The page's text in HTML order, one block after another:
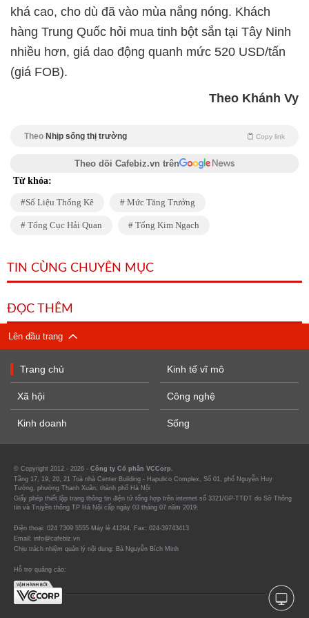
khá cao, cho dù đã vào mùa nắng nóng. Khách
hàng Trung Quốc hỏi mua tinh bột sắn tại Tây Ninh
nhiều hơn, giá dao động quanh mức 520 USD/tấn
(giá FOB).
Theo Khánh Vy
Theo Nhịp sống thị trường Copy link
Theo dõi Cafebiz.vn trên
Từ khóa:
Số Liệu Thống Kê Mức Tăng Trưởng
Tổng Cục Hải Quan Tổng Kim Ngạch
TIN CÙNG CHUYÊN MỤC
ĐỌC THÊM
Lên đầu trang
Trang chủ
Xã hội
Kinh doanh
Kinh tế vĩ mô
Công nghệ
Sống
© Copyright 2012 - 2026 - Công ty Cổ phần VCCorp.
Tầng 17, 19, 20, 21 Toà nhà Center Building - Hapulico Complex, Số 01, phố Nguyễn Huy
Tưởng, phường Thanh Xuân, thành phố Hà Nội
Giấy phép thiết lập trang thông tin điện tử tổng hợp trên internet số 3321/GP-TTĐT do Sở Thông
tin và Truyền thông TP Hà Nội cấp ngày 03 tháng 07 năm 2019.
Điện thoại: 024 7309 5555 Máy lẻ 41294. Fax: 024-39743413
Email: info@cafebiz.vn
Chịu trách nhiệm quản lý nội dung: Bà Nguyễn Bích Minh
Hỗ trợ quảng cáo: